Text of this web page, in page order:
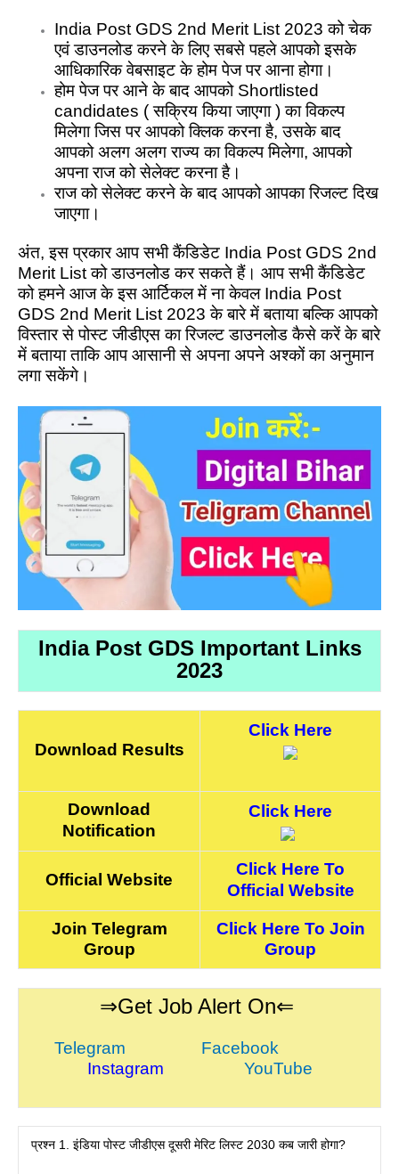
India Post GDS 2nd Merit List 2023 को चेक
एवं डाउनलोड करने के लिए सबसे पहले आपको इसके
आधिकारिक वेबसाइट के होम पेज पर आना होगा।
होम पेज पर आने के बाद आपको Shortlisted
candidates ( सक्रिय किया जाएगा ) का विकल्प
मिलेगा जिस पर आपको क्लिक करना है, उसके बाद
आपको अलग अलग राज्य का विकल्प मिलेगा, आपको
अपना राज को सेलेक्ट करना है।
राज को सेलेक्ट करने के बाद आपको आपका रिजल्ट दिख
जाएगा।
अंत, इस प्रकार आप सभी कैंडिडेट India Post GDS 2nd
Merit List को डाउनलोड कर सकते हैं। आप सभी कैंडिडेट
को हमने आज के इस आर्टिकल में ना केवल India Post
GDS 2nd Merit List 2023 के बारे में बताया बल्कि आपको
विस्तार से पोस्ट जीडीएस का रिजल्ट डाउनलोड कैसे करें के बारे
में बताया ताकि आप आसानी से अपना अपने अश्कों का अनुमान
लगा सकेंगे।
India Post GDS Important Links
2023
Download Results
Click Here
Download
Notification
Click Here
Official Website
Click Here To
Official Website
Join Telegram
Group
Click Here To Join
Group
⇒Get Job Alert On⇐
Telegram
Facebook
Instagram
YouTube
प्रश्न 1. इंडिया पोस्ट जीडीएस दूसरी मेरिट लिस्ट 2030 कब जारी होगा?